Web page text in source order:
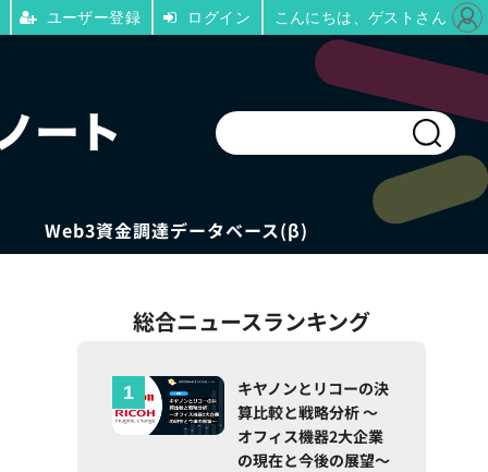
Web3資金調達データベース(β)
総合ニュースランキング
キヤノンとリコーの決
算比較と戦略分析 ～
オフィス機器2大企業
の現在と今後の展望～
ユーザー登録 ログイン こんにちは、ゲストさん